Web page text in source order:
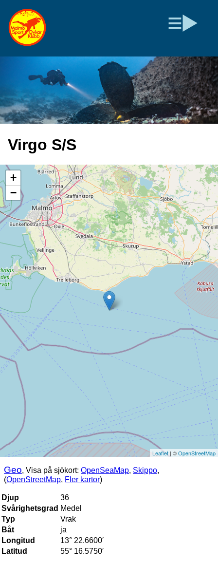
Virgo S/S
+
−
Leaflet | ©OpenStreetMap
Geo, Visa på sjökort: OpenSeaMap, Skippo,
(OpenStreetMap, Fler kartor)
Djup
36
Svårighetsgrad Medel
Typ
Vrak
Båt
ja
Longitud
13° 22.6600′
Latitud
55° 16.5750′